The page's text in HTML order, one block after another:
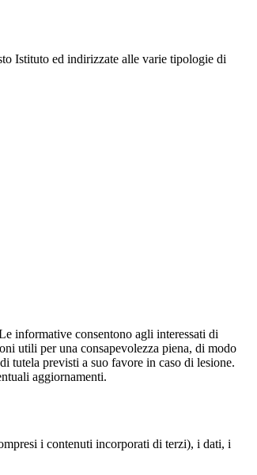
Istituto ed indirizzate alle varie tipologie di
informative consentono agli interessati di
utili per una consapevolezza piena, di modo
tutela previsti a suo favore in caso di lesione.
aggiornamenti.
i contenuti incorporati di terzi), i dati, i